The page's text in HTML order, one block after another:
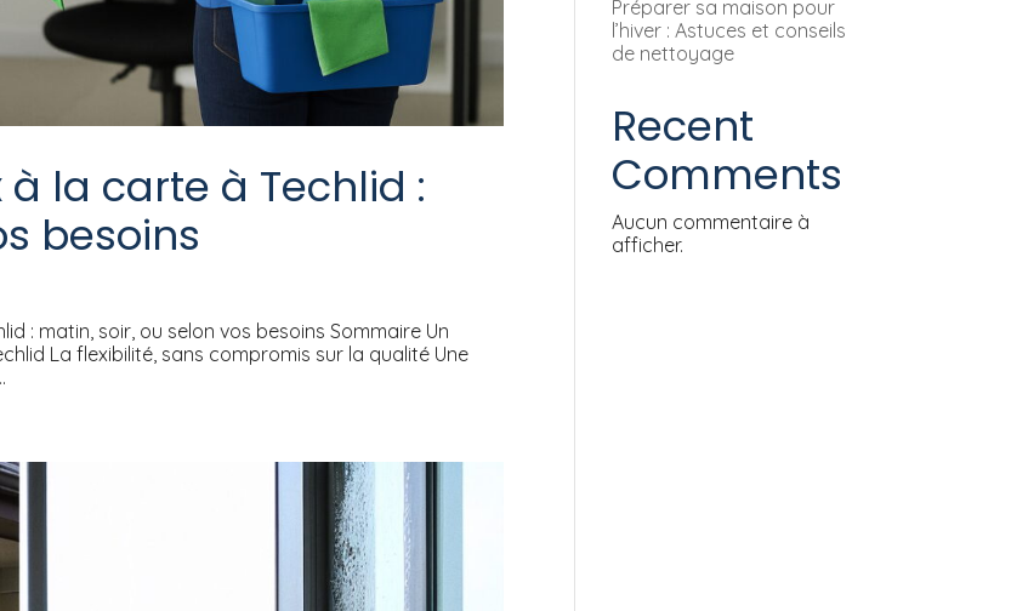
la carte à Techlid :
besoins
: matin, soir, ou selon vos besoins Sommaire Un
La flexibilité, sans compromis sur la qualité Une
Préparer sa maison pour
l’hiver : Astuces et conseils
de nettoyage
Recent
Comments
Aucun commentaire à
afficher.